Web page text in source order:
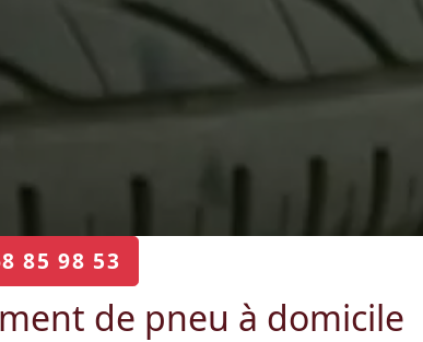
85 98 53
de pneu à domicile